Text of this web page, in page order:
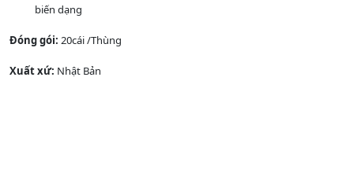
biến dạng
Đóng gói: 20cái /Thùng
Xuất xứ: Nhật Bản